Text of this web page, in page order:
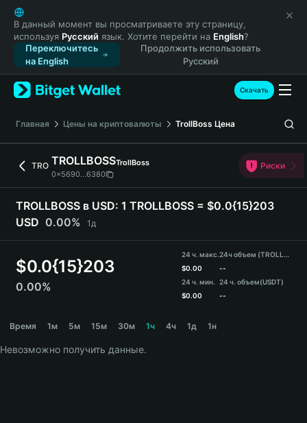
English
日本語
Tiếng Việt
Русский
Español (Latinoamérica)
Türkçe
Français
Deutsch
繁體中文
Português (Portugal)
Bahasa Indonesia
ภาษาไทย
हिन्दी
Español
Português (Brasil)
В данный момент вы просматриваете эту страницу,
используя Русский язык. Хотите перейти на English?
Переключитесь
на English
Продолжить использовать
Русский
Скачать
Главная Цены на криптовалюты TrollBoss Цена
TRO TROLLBOSSTrollBoss
0x5690...6380
Риски
TROLLBOSS в USD: 1 TROLLBOSS = $0.0{15}203
USD 0.00% 1д
$0.0{15}203
0.00%
24 ч. макс.
$0.00
24 ч. мин.
$0.00
24ч объем (TROLLBOSS)
--
24 ч. объем(USDT)
--
Время 1м 5м 15м 30м 1ч 4ч 1д 1н
Невозможно получить данные.